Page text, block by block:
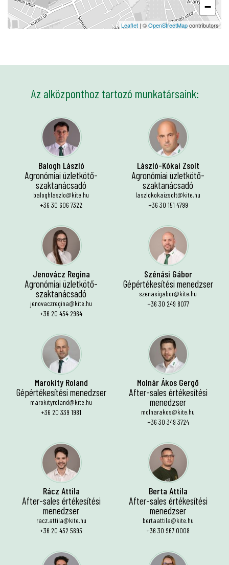
−
Leaflet | ©OpenStreetMapcontributors
Az alközponthoz tartozó munkatársaink:
Balogh László
Agronómiai üzletkötő-
szaktanácsadó
baloghlaszlo@kite.hu
+36 30 606 7322
László-Kókai Zsolt
Agronómiai üzletkötő-
szaktanácsadó
laszlokokaizsolt@kite.hu
+36 30 151 4799
Jenovácz Regina
Agronómiai üzletkötő-
szaktanácsadó
jenovaczregina@kite.hu
+36 20 454 2964
Szénási Gábor
Gépértékesítési menedzser
szenasigabor@kite.hu
+36 30 249 8077
Marokity Roland
Gépértékesítési menedzser
marokityroland@kite.hu
+36 20 339 1981
Molnár Ákos Gergő
After-sales értékesítési
menedzser
molnarakos@kite.hu
+36 30 349 3724
Rácz Attila
After-sales értékesítési
menedzser
racz.attila@kite.hu
+36 20 452 5695
Berta Attila
After-sales értékesítési
menedzser
bertaattila@kite.hu
+36 30 967 0008